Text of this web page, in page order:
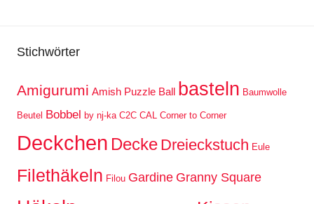
Stichwörter
Amigurumi Amish Puzzle Ball basteln Baumwolle
Beutel Bobbel by nj-ka C2C CAL Corner to Corner
Deckchen Decke Dreieckstuch Eule
Filethäkeln Filou Gardine Granny Square